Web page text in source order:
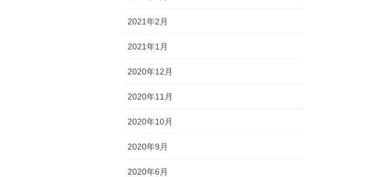
2021年2月
2021年1月
2020年12月
2020年11月
2020年10月
2020年9月
2020年6月